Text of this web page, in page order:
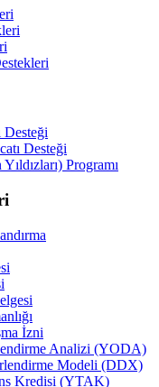
Desteği
Desteği
Programı
İzni
Analizi (YODA)
Modeli (DDX)
Kredisi (YTAK)